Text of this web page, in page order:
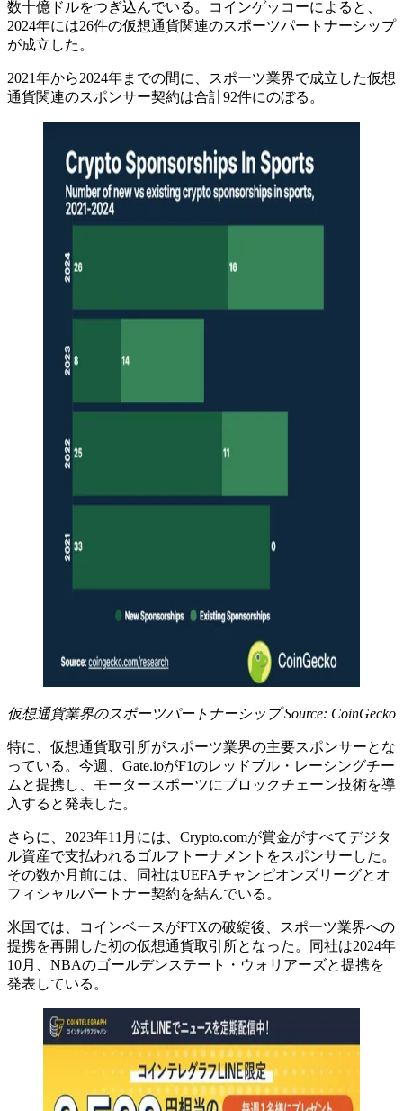
数十億ドルをつぎ込んでいる。コインゲッコーによると、
2024年には26件の仮想通貨関連のスポーツパートナーシップ
が成立した。
2021年から2024年までの間に、スポーツ業界で成立した仮想
通貨関連のスポンサー契約は合計92件にのぼる。
仮想通貨業界のスポーツパートナーシップ Source: CoinGecko
特に、仮想通貨取引所がスポーツ業界の主要スポンサーとな
っている。今週、Gate.ioがF1のレッドブル・レーシングチー
ムと提携し、モータースポーツにブロックチェーン技術を導
入すると発表した。
さらに、2023年11月には、Crypto.comが賞金がすべてデジタ
ル資産で支払われるゴルフトーナメントをスポンサーした。
その数か月前には、同社はUEFAチャンピオンズリーグとオ
フィシャルパートナー契約を結んでいる。
米国では、コインベースがFTXの破綻後、スポーツ業界への
提携を再開した初の仮想通貨取引所となった。同社は2024年
10月、NBAのゴールデンステート・ウォリアーズと提携を
発表している。